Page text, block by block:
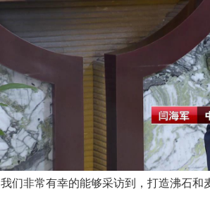
我们非常有幸的能够采访到，打造沸石